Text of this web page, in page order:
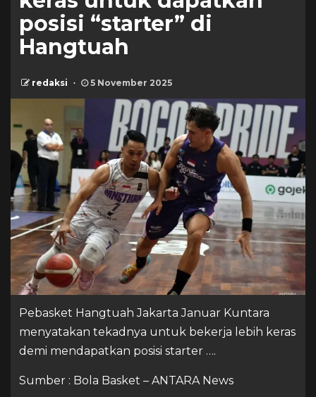
posisi “starter” di
Hangtuah
redaksi 5 November 2025
Pebasket Hangtuah Jakarta Januar Kuntara
menyatakan tekadnya untuk bekerja lebih keras
demi mendapatkan posisi starter ….
Sumber : Bola Basket – ANTARA News